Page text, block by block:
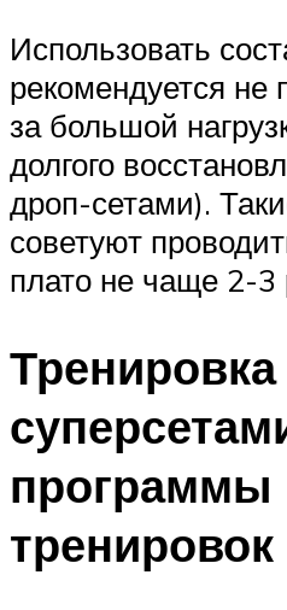
Использовать
рекомендуется не
за большой
долгого
дроп-сетами).
советуют
плато не чаще 2-3
Тренировка
программы
тренировок